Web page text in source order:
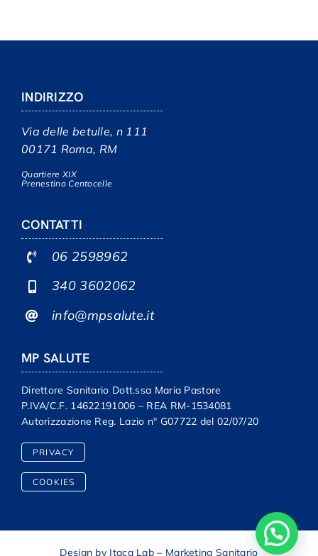
INDIRIZZO
Via delle betulle, n 111
00171 Roma, RM
Quartiere XIX
Prenestino Centocelle
CONTATTI
06 2598962
340 3602062
info@mpsalute.it
MP SALUTE
Direttore Sanitario Dott.ssa Maria Pastore
P.IVA/C.F. 14622191006 – REA RM-1534081
Autorizzazione Reg. Lazio n° G07722 del 02/07/20
PRIVACY
COOKIES
Design by Itaca Lab – Marketing Sanitario